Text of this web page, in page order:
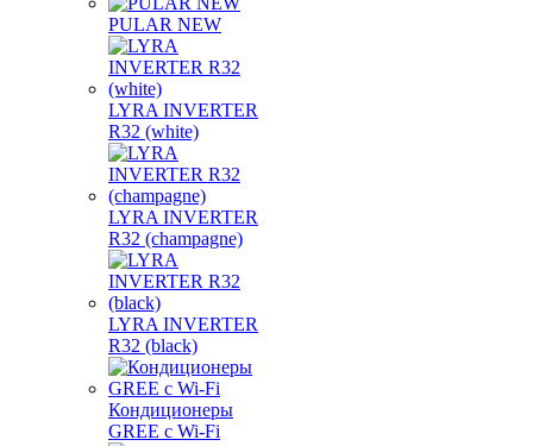
PULAR NEW
LYRA INVERTER
R32 (white)
LYRA INVERTER
R32 (champagne)
LYRA INVERTER
R32 (black)
Кондиционеры
GREE с Wi-Fi